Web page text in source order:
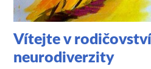
Vítejte v
neurodiverzity